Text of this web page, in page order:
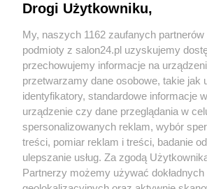
Sport
Społeczeństwo
Kultura
X Facebook
Drogi Użytkowniku,
My, naszych 1162 zaufanych partnerów
podmioty z salon24.pl uzyskujemy
przechowujemy informacje na
przetwarzamy dane osobowe, takie jak
identyfikatory, standardowe informacje
urządzenie czy dane przeglądania w
spersonalizowanych reklam, wybór
treści, pomiar reklam i treści, badanie
ulepszanie usług. Za zgodą
Partnerzy możemy używać